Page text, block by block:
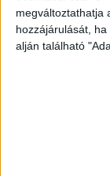
megváltoztathatja
hozzájárulását,
alján található
esemény
lett volna jobb